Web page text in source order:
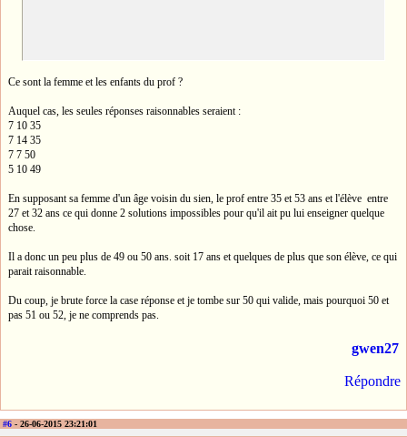
Ce sont la femme et les enfants du prof ?
Auquel cas, les seules réponses raisonnables seraient :
7 10 35
7 14 35
7 7 50
5 10 49
En supposant sa femme d'un âge voisin du sien, le prof entre 35 et 53 ans et l'élève entre
27 et 32 ans ce qui donne 2 solutions impossibles pour qu'il ait pu lui enseigner quelque
chose.
Il a donc un peu plus de 49 ou 50 ans. soit 17 ans et quelques de plus que son élève, ce qui
parait raisonnable.
Du coup, je brute force la case réponse et je tombe sur 50 qui valide, mais pourquoi 50 et
pas 51 ou 52, je ne comprends pas.
gwen27
Répondre
#6 - 26-06-2015 23:21:01